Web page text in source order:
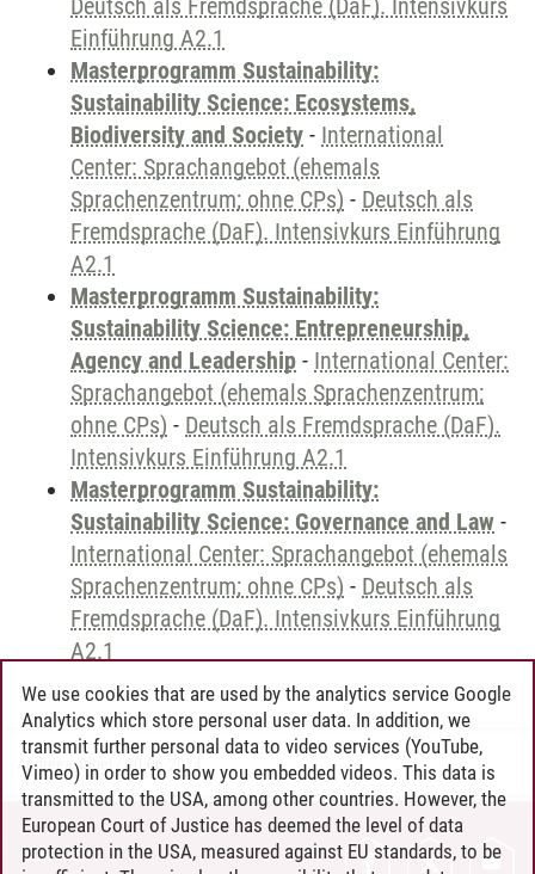
Deutsch als Fremdsprache (DaF). Intensivkurs
Einführung A2.1
Masterprogramm Sustainability:
Sustainability Science: Ecosystems,
Biodiversity and Society - International
Center: Sprachangebot (ehemals
Sprachenzentrum; ohne CPs) - Deutsch als
Fremdsprache (DaF). Intensivkurs Einführung
A2.1
Masterprogramm Sustainability:
Sustainability Science: Entrepreneurship,
Agency and Leadership - International Center:
Sprachangebot (ehemals Sprachenzentrum;
ohne CPs) - Deutsch als Fremdsprache (DaF).
Intensivkurs Einführung A2.1
Masterprogramm Sustainability:
Sustainability Science: Governance and Law -
International Center: Sprachangebot (ehemals
Sprachenzentrum; ohne CPs) - Deutsch als
Fremdsprache (DaF). Intensivkurs Einführung
A2.1
Andreea Tribel 30.06.2024
CONTACT
We use cookies that are used by the analytics service Google
Analytics which store personal user data. In addition, we
transmit further personal data to video services (YouTube,
Vimeo) in order to show you embedded videos. This data is
transmitted to the USA, among other countries. However, the
European Court of Justice has deemed the level of data
protection in the USA, measured against EU standards, to be